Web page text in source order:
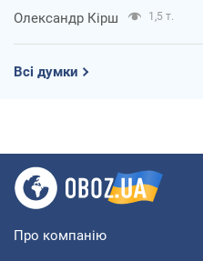
Олександр Кірш 1,5 т.
Всі думки
Про компанію